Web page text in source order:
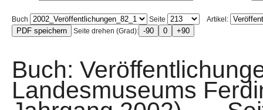
Buch Seite
Artikel:
Seite drehen (Grad):
Buch:
Landesmuseums